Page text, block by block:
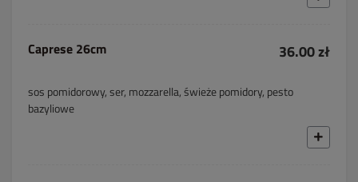
Caprese 26cm 36.00 zł
sos pomidorowy, ser, mozzarella, świeże pomidory, pesto
bazyliowe